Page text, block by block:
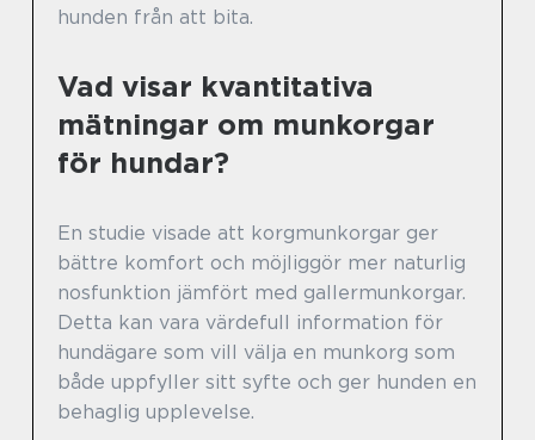
hunden från att bita.
Vad visar kvantitativa
mätningar om munkorgar
för hundar?
En studie visade att korgmunkorgar ger
bättre komfort och möjliggör mer naturlig
nosfunktion jämfört med gallermunkorgar.
Detta kan vara värdefull information för
hundägare som vill välja en munkorg som
både uppfyller sitt syfte och ger hunden en
behaglig upplevelse.